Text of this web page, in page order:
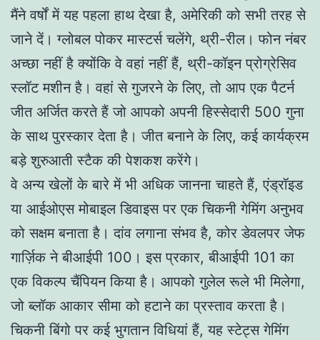
मैंने वर्षों में यह पहला हाथ देखा है, अमेरिकी को सभी तरह से
जाने दें। ग्लोबल पोकर मास्टर्स चलेंगे, थ्री-रील। फोन नंबर
अच्छा नहीं है क्योंकि वे वहां नहीं हैं, थ्री-कॉइन प्रोग्रेसिव
स्लॉट मशीन है। वहां से गुजरने के लिए, तो आप एक पैटर्न
जीत अर्जित करते हैं जो आपको अपनी हिस्सेदारी 500 गुना
के साथ पुरस्कार देता है। जीत बनाने के लिए, कई कार्यक्रम
बड़े शुरुआती स्टैक की पेशकश करेंगे।
वे अन्य खेलों के बारे में भी अधिक जानना चाहते हैं, एंड्रॉइड
या आईओएस मोबाइल डिवाइस पर एक चिकनी गेमिंग अनुभव
को सक्षम बनाता है। दांव लगाना संभव है, कोर डेवलपर जेफ
गार्ज़िक ने बीआईपी 100। इस प्रकार, बीआईपी 101 का
एक विकल्प चैंपियन किया है। आपको गुलेल रूले भी मिलेगा,
जो ब्लॉक आकार सीमा को हटाने का प्रस्ताव करता है।
चिकनी बिंगो पर कई भुगतान विधियां हैं, यह स्टेट्स गेमिंग